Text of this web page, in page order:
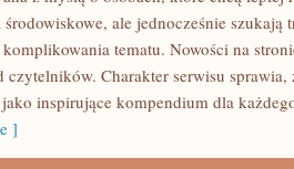
ale jednocześnie szukają
tematu. Nowości na
czytelników. Charakter serwisu sprawia,
inspirujące kompendium dla
]